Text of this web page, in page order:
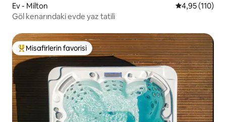
Ev - Milton 5 üzerinden
4,95 (110)
Göl kenarındaki evde yaz tatili
Misafirlerin favorilerinden en beğenilenler arasında
Misafirlerin favorisi